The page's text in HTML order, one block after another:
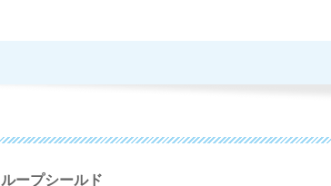
ループシールド